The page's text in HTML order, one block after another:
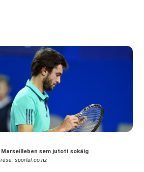
Marseilleben sem jutott sokáig
sportal.co.nz